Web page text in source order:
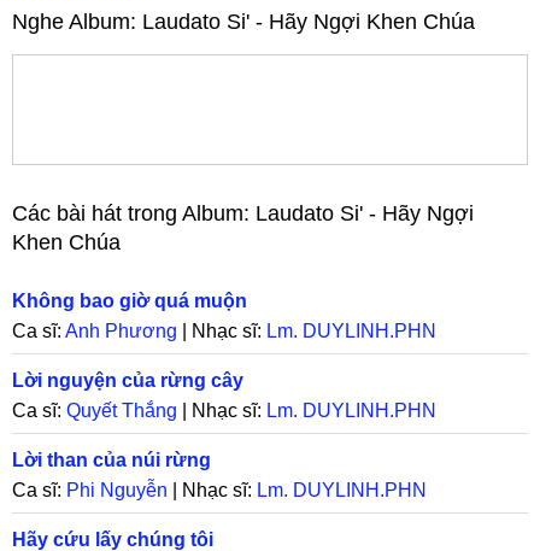
Nghe Album: Laudato Si' - Hãy Ngợi Khen Chúa
Các bài hát trong Album: Laudato Si' - Hãy Ngợi
Khen Chúa
Không bao giờ quá muộn
Ca sĩ: Anh Phương | Nhạc sĩ: Lm. DUYLINH.PHN
Lời nguyện của rừng cây
Ca sĩ: Quyết Thắng | Nhạc sĩ: Lm. DUYLINH.PHN
Lời than của núi rừng
Ca sĩ: Phi Nguyễn | Nhạc sĩ: Lm. DUYLINH.PHN
Hãy cứu lấy chúng tôi